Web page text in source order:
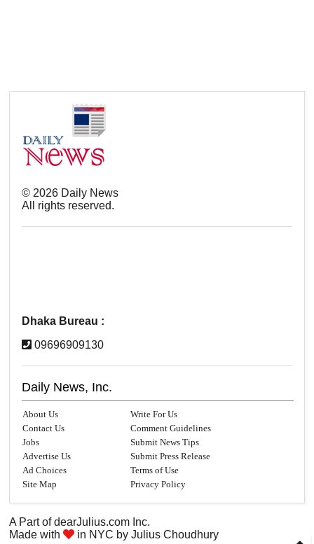
© 2026 Daily News
All rights reserved.
Dhaka Bureau :
09696909130
Daily News, Inc.
About Us
Write For Us
Contact Us
Comment Guidelines
Jobs
Submit News Tips
Advertise Us
Submit Press Release
Ad Choices
Terms of Use
Site Map
Privacy Policy
A Part ofdearJulius.com Inc.
Made with
in NYC byJulius Choudhury